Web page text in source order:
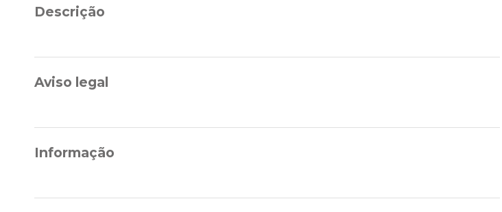
Descrição
Aviso legal
Informação